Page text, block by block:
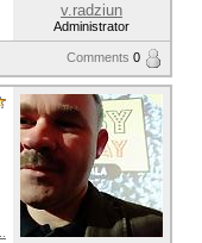
v.radziun
Administrator
Comments 0